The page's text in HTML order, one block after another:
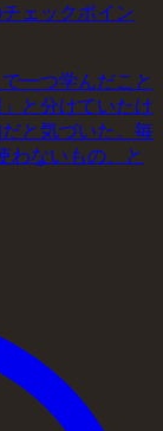
ェックポイン
一つ学んだこと
と分けていたけ
と気づいた。毎
わないもの、と